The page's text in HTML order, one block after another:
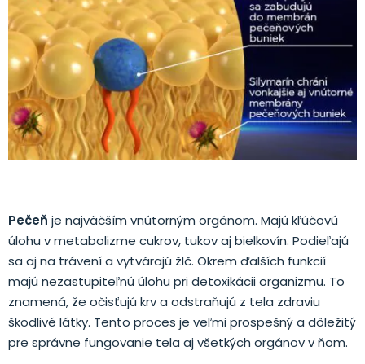
Pečeň je najväčším vnútorným orgánom. Majú kľúčovú
úlohu v metabolizme cukrov, tukov aj bielkovín. Podieľajú
sa aj na trávení a vytvárajú žlč. Okrem ďalších funkcií
majú nezastupiteľnú úlohu pri detoxikácii organizmu. To
znamená, že očisťujú krv a odstraňujú z tela zdraviu
škodlivé látky. Tento proces je veľmi prospešný a dôležitý
pre správne fungovanie tela aj všetkých orgánov v ňom.